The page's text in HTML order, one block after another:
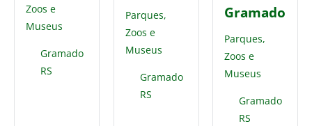
Zoos e
Museus
Gramado
RS
Parques,
Zoos e
Museus
Gramado
RS
Gramado
Parques,
Zoos e
Museus
Gramado
RS